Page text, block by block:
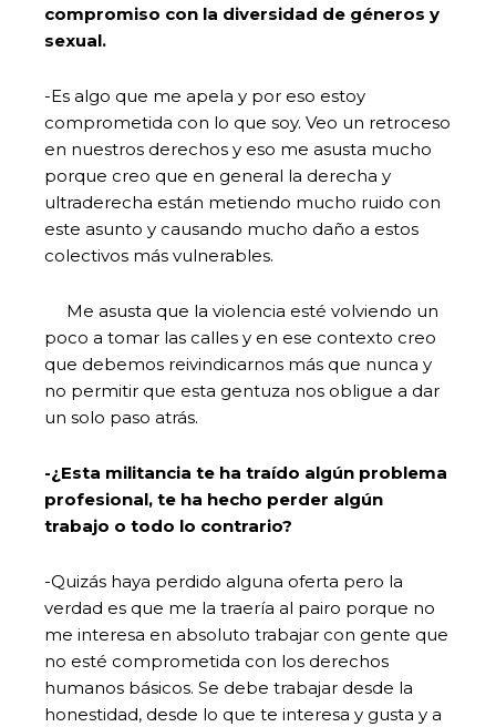
compromiso con la diversidad de géneros y
sexual.
-Es algo que me apela y por eso estoy
comprometida con lo que soy. Veo un retroceso
en nuestros derechos y eso me asusta mucho
porque creo que en general la derecha y
ultraderecha están metiendo mucho ruido con
este asunto y causando mucho daño a estos
colectivos más vulnerables.
Me asusta que la violencia esté volviendo un
poco a tomar las calles y en ese contexto creo
que debemos reivindicarnos más que nunca y
no permitir que esta gentuza nos obligue a dar
un solo paso atrás.
-¿Esta militancia te ha traído algún problema
profesional, te ha hecho perder algún
trabajo o todo lo contrario?
-Quizás haya perdido alguna oferta pero la
verdad es que me la traería al pairo porque no
me interesa en absoluto trabajar con gente que
no esté comprometida con los derechos
humanos básicos. Se debe trabajar desde la
honestidad, desde lo que te interesa y gusta y a